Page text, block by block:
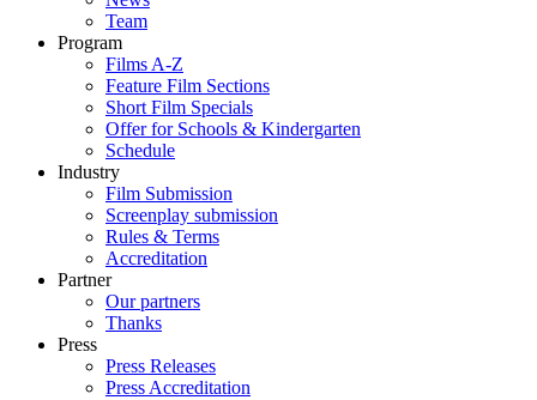
Team
Program
Films A-Z
Feature Film Sections
Short Film Specials
Offer for Schools & Kindergarten
Schedule
Industry
Film Submission
Screenplay submission
Rules & Terms
Accreditation
Partner
Our partners
Thanks
Press
Press Releases
Press Accreditation